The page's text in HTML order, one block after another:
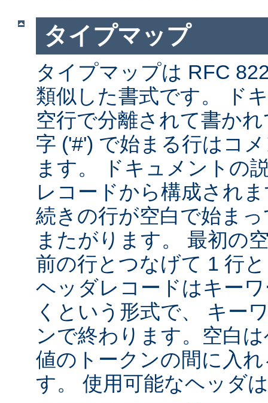
タイプマップ
タイプマップは RFC
類似した書式です。 ド
空行で分離されて書か
字 ('#') で始まる行はコ
ます。 ドキュメントの
レコードから構成され
続きの行が空白で始ま
またがります。 最初の
前の行とつなげて 1 行
ヘッダレコードはキー
くという形式で、 キー
ンで終わります。空白
値のトークンの間に入
す。 使用可能なヘッダ